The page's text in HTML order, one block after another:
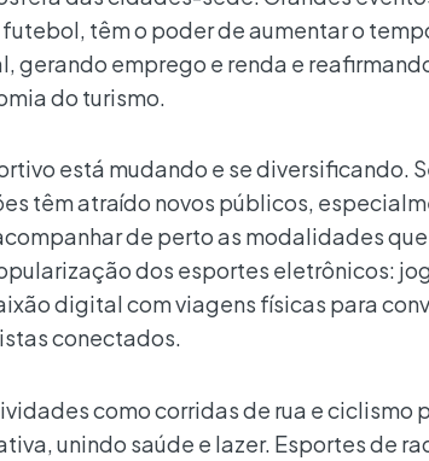
têm o poder de aumentar o
gerando emprego e renda e
do turismo.
está mudando e se diversificando.
têm atraído novos públicos,
de perto as modalidades que
dos esportes eletrônicos:
digital com viagens físicas para
conectados.
como corridas de rua e ciclismo
unindo saúde e lazer. Esportes de